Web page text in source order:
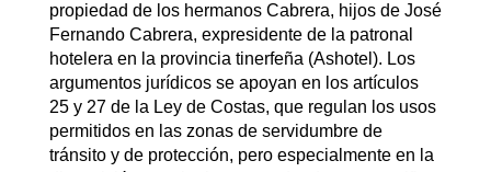
propiedad de los hermanos Cabrera, hijos de José
Fernando Cabrera, expresidente de la patronal
hotelera en la provincia tinerfeña (Ashotel). Los
argumentos jurídicos se apoyan en los artículos
25 y 27 de la Ley de Costas, que regulan los usos
permitidos en las zonas de servidumbre de
tránsito y de protección, pero especialmente en la